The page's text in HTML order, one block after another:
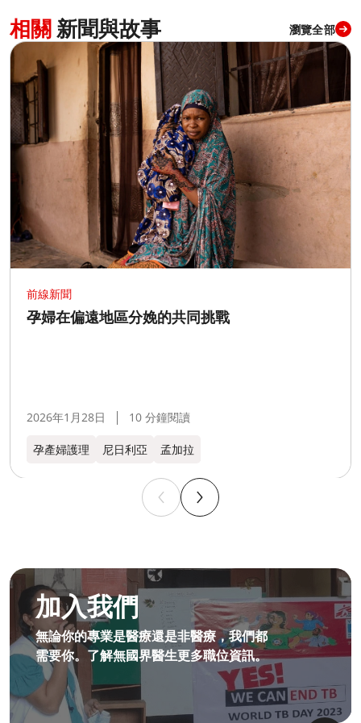
相關 新聞與故事 瀏覽全部
前線新聞
孕婦在偏遠地區分娩的共同挑戰
2026年1月28日 10 分鐘閱讀
孕產婦護理 尼日利亞 孟加拉​
加入我們
無論你的專業是醫療還是非醫療，我們都
需要你。了解無國界醫生更多職位資訊。​
成為無國界無援人員​